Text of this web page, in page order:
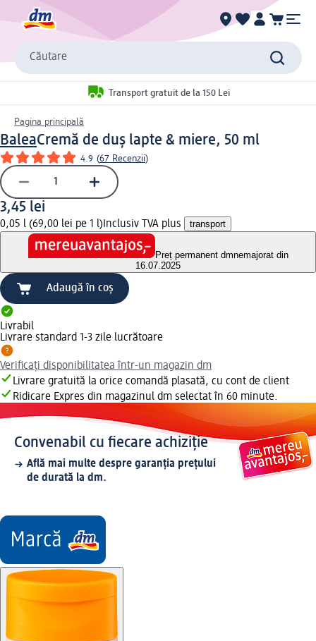
Căutare
Transport gratuit de la 150 Lei
Pagina principală
BaleaCremă de duș lapte & miere, 50 ml
4.9 (67 Recenzii)
3,45 lei
0,05 l (69,00 lei pe 1 l) Inclusiv TVA plus transport
Preț permanent dmnemajorat din
16.07.2025
Adaugă în coș
Livrabil
Livrare standard 1-3 zile lucrătoare
Verificați disponibilitatea într-un magazin dm
Livrare gratuită la orice comandă plasată, cu cont de client
Ridicare Expres din magazinul dm selectat în 60 minute.
Convenabil cu fiecare achiziție
Află mai multe despre garanția prețului
de durată la dm.